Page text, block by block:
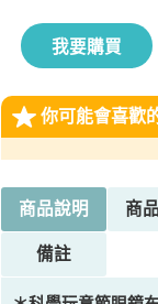
我要購買
你可能會喜歡
商品說明 商
備註